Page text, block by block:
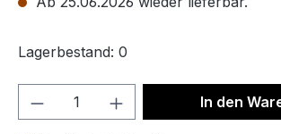
Lagerbestand: 0
Produkt Anzahl: Gib den
In den